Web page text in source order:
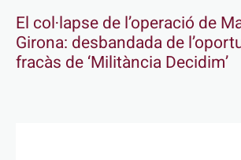
El col·lapse de l’operació de
Girona: desbandada de
fracàs de ‘Militància Decidim’